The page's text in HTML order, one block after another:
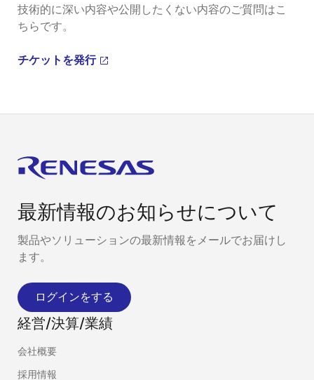
技術的に深い内容や公開したくない内容のご質問はこ
ちらです。
チケットを発行
最新情報のお知らせについて
製品やソリューションの最新情報をメールでお届けし
ます。
ログインをする
経営/決算/業績
会社概要
採用情報